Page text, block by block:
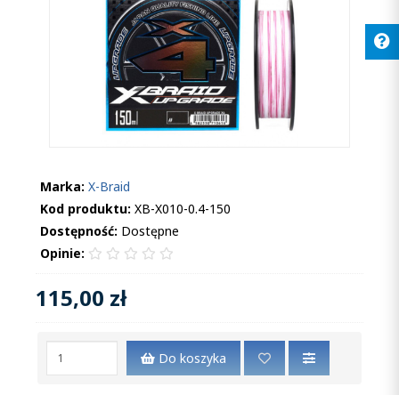
Marka: X-Braid
Kod produktu: XB-X010-0.4-150
Dostępność: Dostępne
Opinie:
115,00 zł
Do koszyka